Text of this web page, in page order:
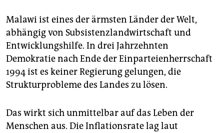
Malawi ist eines der ärmsten Länder der Welt,
abhängig von Subsistenzlandwirtschaft und
Entwicklungshilfe. In drei Jahrzehnten
Demokratie nach Ende der Einparteienherrschaft
1994 ist es keiner Regierung gelungen, die
Strukturprobleme des Landes zu lösen.
Das wirkt sich unmittelbar auf das Leben der
Menschen aus. Die Inflationsrate lag laut